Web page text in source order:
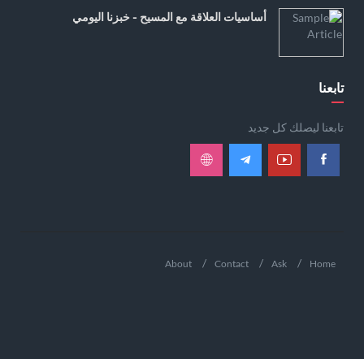
أساسيات العلاقة مع المسيح - خبزنا اليومي
تابعنا
تابعنا ليصلك كل جديد
Home
Ask
Contact
About